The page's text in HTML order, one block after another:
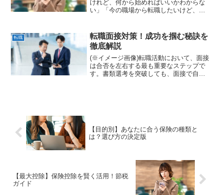
けれど、何から始めればいいかわからな
い」「今の職場から転職したいけど、自
専門的な知識やスキルだけでなく、人柄
も重視されるやりがい...
転職
転職面接対策！成功を掴む秘訣を
徹底解説
(※イメージ画像)転職活動において、面接
は合否を左右する最も重要なステップで
す。書類選考を突破しても、面接で自分
【目的別】あなたに合う保険の種類と
は？選び方の決定版
【最大控除】保険控除を賢く活用！節税
ガイド